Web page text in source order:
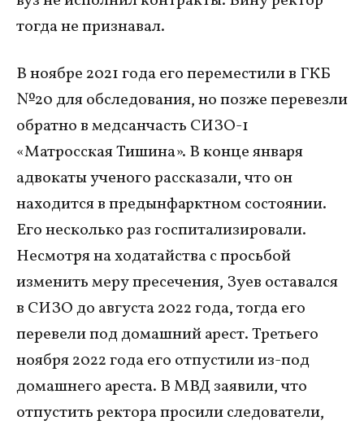
тогда не признавал.
В ноябре 2021 года его переместили в ГКБ
№20 для обследования, но позже перевезли
обратно в медсанчасть СИЗО-1
«Матросская Тишина». В конце января
адвокаты ученого рассказали, что он
находится в предынфарктном состоянии.
Его несколько раз госпитализировали.
Несмотря на ходатайства с просьбой
изменить меру пресечения, Зуев оставался
в СИЗО до августа 2022 года, тогда его
перевели под домашний арест. Третьего
ноября 2022 года его отпустили из-под
домашнего ареста. В МВД заявили, что
отпустить ректора просили следователи,